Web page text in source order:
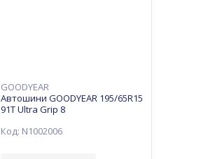
GOODYEAR
Автошини GOODYEAR 195/65R15
91T Ultra Grip 8
Код: N1002006